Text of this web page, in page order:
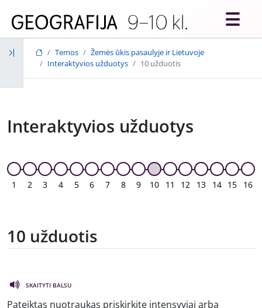
Temos
Žemės ūkis pasaulyje ir Lietuvoje
Interaktyvios užduotys
10 užduotis
Interaktyvios užduotys
1 2 3 4 5 6 7 8 9 10 11 12 13 14 15 16
10 užduotis
SKAITYTI BALSU
Pateiktas nuotraukas priskirkite intensyviai arba